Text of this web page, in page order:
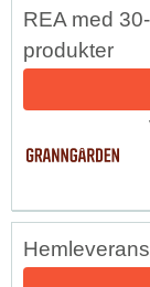
REA med
produkter